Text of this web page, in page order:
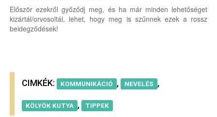
Először ezekről győződj meg, és ha már minden lehetőséget
kizártál/orvosoltál, lehet, hogy meg is szűnnek ezek a rossz
beidegződések!
CIMKÉK: KOMMUNIKÁCIÓ , NEVELÉS ,
KÖLYÖK KUTYA , TIPPEK